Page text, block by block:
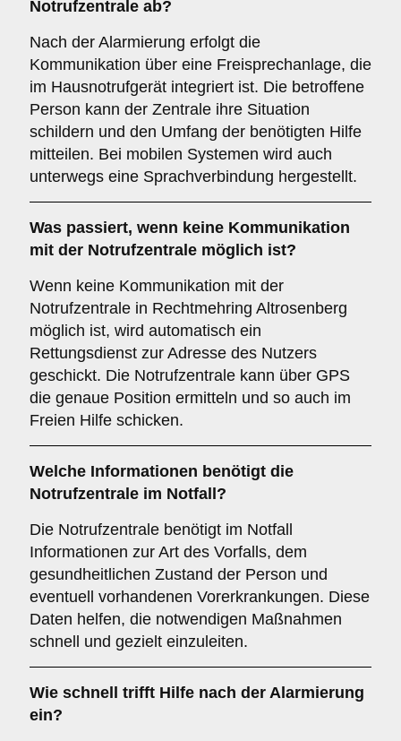
Notrufzentrale ab?
Nach der Alarmierung erfolgt die
Kommunikation über eine Freisprechanlage, die
im Hausnotrufgerät integriert ist. Die betroffene
Person kann der Zentrale ihre Situation
schildern und den Umfang der benötigten Hilfe
mitteilen. Bei mobilen Systemen wird auch
unterwegs eine Sprachverbindung hergestellt.
Was passiert, wenn keine Kommunikation
mit der Notrufzentrale möglich ist?
Wenn keine Kommunikation mit der
Notrufzentrale in Rechtmehring Altrosenberg
möglich ist, wird automatisch ein
Rettungsdienst zur Adresse des Nutzers
geschickt. Die Notrufzentrale kann über GPS
die genaue Position ermitteln und so auch im
Freien Hilfe schicken.
Welche Informationen benötigt die
Notrufzentrale im Notfall?
Die Notrufzentrale benötigt im Notfall
Informationen zur Art des Vorfalls, dem
gesundheitlichen Zustand der Person und
eventuell vorhandenen Vorerkrankungen. Diese
Daten helfen, die notwendigen Maßnahmen
schnell und gezielt einzuleiten.
Wie schnell trifft Hilfe nach der Alarmierung
ein?